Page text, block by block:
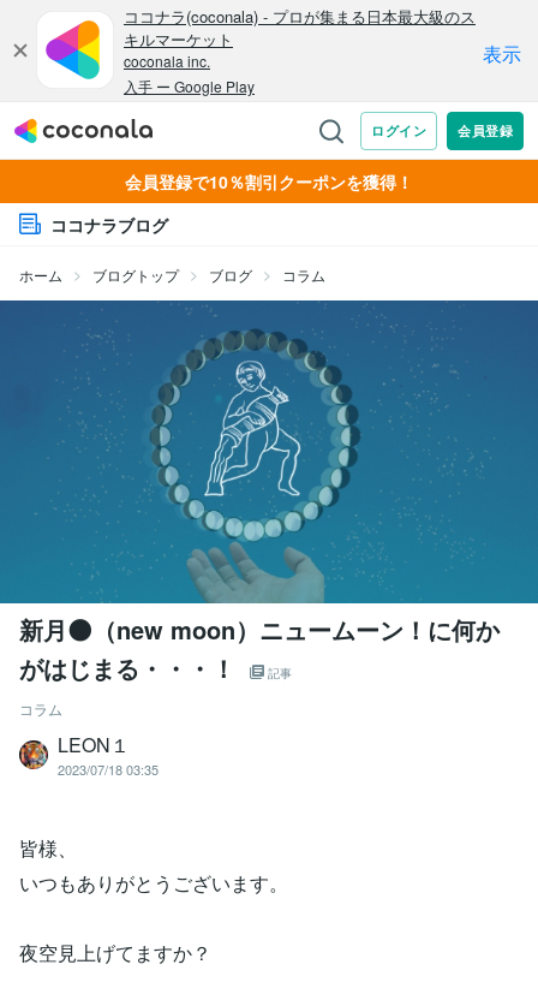
会員登録で10％割引クーポンを獲得！
ココナラブログ
ホーム ブログトップ ブログ コラム
新月🌑（new moon）ニュームーン！に何か
がはじまる・・・！
記事
コラム
LEON１
2023/07/18 03:35
皆様、
いつもありがとうございます。
夜空見上げてますか？